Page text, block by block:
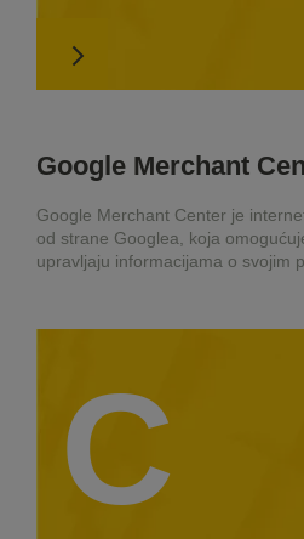
Google Merchant
Google Merchant Center je
od strane Googlea, koja
upravljaju informacijama o svojim
C